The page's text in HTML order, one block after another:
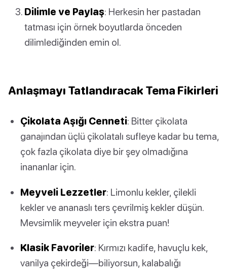
Dilimle ve Paylaş: Herkesin her pastadan
tatması için örnek boyutlarda önceden
dilimlediğinden emin ol.
Anlaşmayı Tatlandıracak Tema Fikirleri
Çikolata Aşığı Cenneti: Bitter çikolata
ganajından üçlü çikolatalı sufleye kadar bu tema,
çok fazla çikolata diye bir şey olmadığına
inananlar için.
Meyveli Lezzetler: Limonlu kekler, çilekli
kekler ve ananaslı ters çevrilmiş kekler düşün.
Mevsimlik meyveler için ekstra puan!
Klasik Favoriler: Kırmızı kadife, havuçlu kek,
vanilya çekirdeği—biliyorsun, kalabalığı